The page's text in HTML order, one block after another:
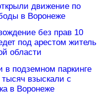
движение по
в Воронеже
без прав 10
под арестом житель
области
в подземном паркинге
взыскали с
в Воронеже